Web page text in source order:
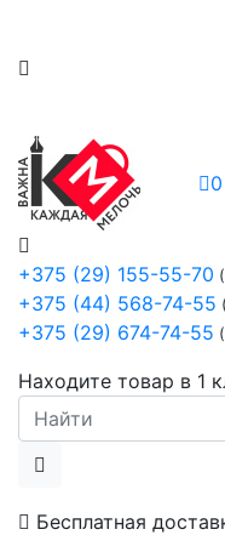
+375 (29) 155-55-70
+375 (44) 568-74-55
+375 (29) 674-74-55
Находите товар в 1
Бесплатная
0